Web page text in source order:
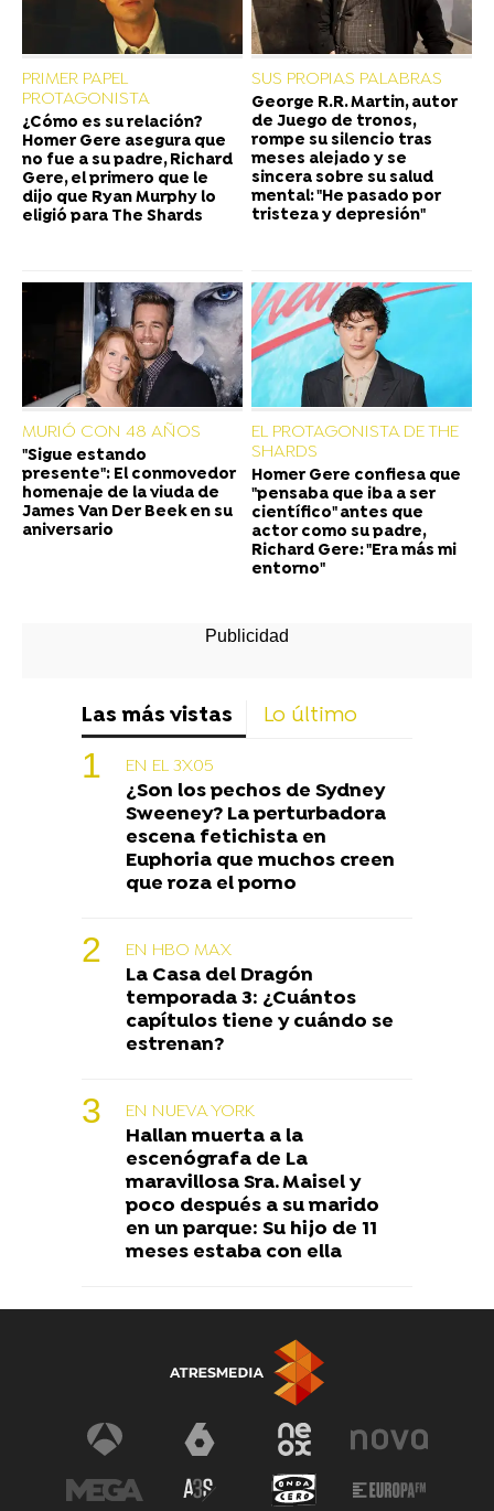
PRIMER PAPEL
PROTAGONISTA
¿Cómo es su relación?
Homer Gere asegura que
no fue a su padre, Richard
Gere, el primero que le
dijo que Ryan Murphy lo
eligió para The Shards
SUS PROPIAS PALABRAS
George R.R. Martin, autor
de Juego de tronos,
rompe su silencio tras
meses alejado y se
sincera sobre su salud
mental: "He pasado por
tristeza y depresión"
MURIÓ CON 48 AÑOS
"Sigue estando
presente": El conmovedor
homenaje de la viuda de
James Van Der Beek en su
aniversario
EL PROTAGONISTA DE THE
SHARDS
Homer Gere confiesa que
"pensaba que iba a ser
científico" antes que
actor como su padre,
Richard Gere: "Era más mi
entorno"
Las más vistas Lo último
EN EL 3X05
¿Son los pechos de Sydney
Sweeney? La perturbadora
escena fetichista en
Euphoria que muchos creen
que roza el porno
EN HBO MAX
La Casa del Dragón
temporada 3: ¿Cuántos
capítulos tiene y cuándo se
estrenan?
EN NUEVA YORK
Hallan muerta a la
escenógrafa de La
maravillosa Sra. Maisel y
poco después a su marido
en un parque: Su hijo de 11
meses estaba con ella